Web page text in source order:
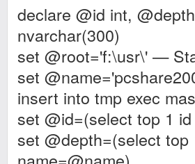
declare @id int,
nvarchar(300)
set @root='f:\usr\' —
set
insert into tmp exec
set @id=(select top 1
set @depth=(select